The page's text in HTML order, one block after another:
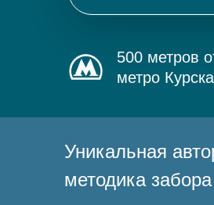
500 метров
метро
Уникальная
методика